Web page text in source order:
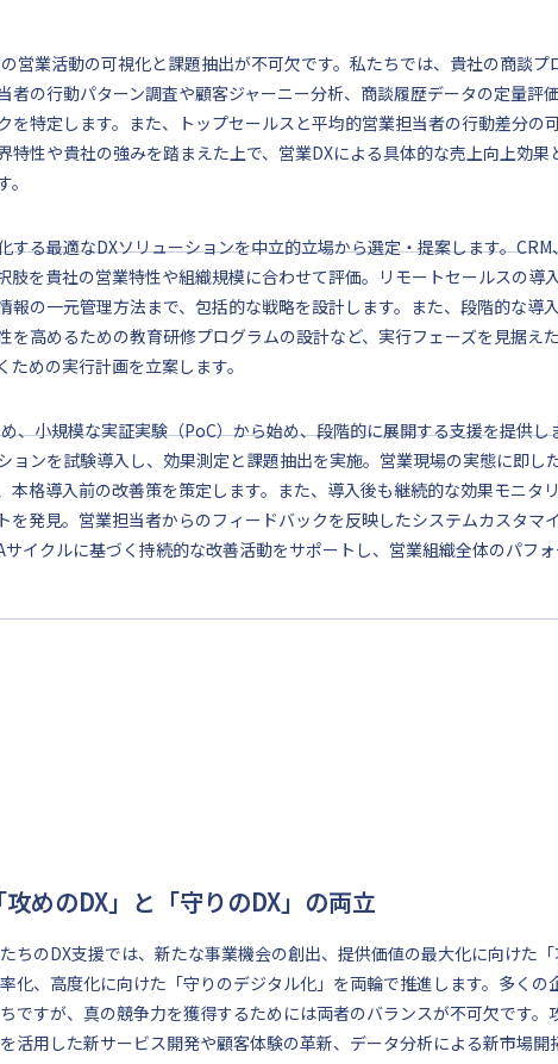
営業活動の可視化と課題抽出が不可欠です。私たちでは、貴社の商談
者の行動パターン調査や顧客ジャーニー分析、商談履歴データの定量評
を特定します。また、トップセールスと平均的営業担当者の行動差分の
特性や貴社の強みを踏まえた上で、営業DXによる具体的な売上向上効
する最適なDXソリューションを中立的立場から選定・提案します。
肢を貴社の営業特性や組織規模に合わせて評価。リモートセールスの導
報の一元管理方法まで、包括的な戦略を設計します。また、段階的な導
を高めるための教育研修プログラムの設計など、実行フェーズを見据え
めの実行計画を立案します。
、小規模な実証実験（PoC）から始め、段階的に展開する支援を提供し
ョンを試験導入し、効果測定と課題抽出を実施。営業現場の実態に即し
本格導入前の改善策を策定します。また、導入後も継続的な効果モニタ
を発見。営業担当者からのフィードバックを反映したシステムカスタマ
イクルに基づく持続的な改善活動をサポートし、営業組織全体のパフォ
攻めのDX」と「守りのDX」の両立
ちのDX支援では、新たな事業機会の創出、提供価値の最大化に向けた
化、高度化に向けた「守りのデジタル化」を両輪で推進します。多くの
ですが、真の競争力を獲得するためには両者のバランスが不可欠です。
活用した新サービス開発や顧客体験の革新、データ分析による新市場開